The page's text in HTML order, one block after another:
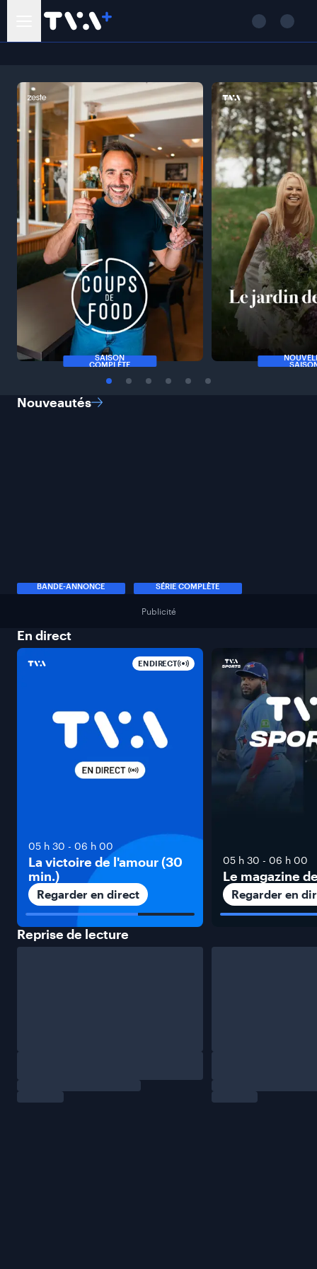
SAISON
COMPLÈTE
Nouveautés
BANDE-ANNONCE SÉRIE COMPLÈTE
Publicité
En direct
EN DIRECT
05 h 30 - 06 h 00
La victoire de l'amour (30
min.)
Regarder en direct
05 h 30 - 06 h 00
Le magazine
Regarder en
Reprise de lecture